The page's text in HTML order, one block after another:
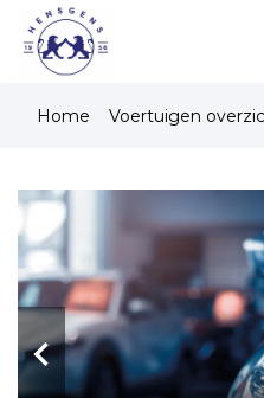
Home Voertuigen